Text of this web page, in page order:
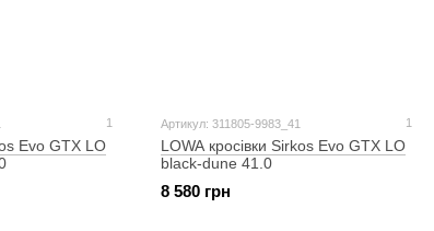
1
Evo GTX LO
Артикул: 311805-9983_41 1
LOWA кросівки Sirkos Evo GTX LO
black-dune 41.0
8 580 грн